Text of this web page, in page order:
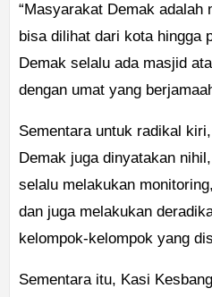
“Masyarakat Demak
bisa dilihat dari kota hingga
Demak selalu ada masjid
dengan umat yang
Sementara untuk radikal
Demak juga dinyatakan
selalu melakukan
dan juga melakukan
kelompok-kelompok yang
Sementara itu, Kasi